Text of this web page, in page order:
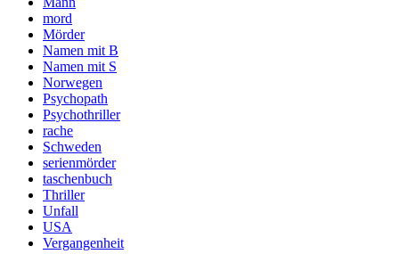
mord
Mörder
Namen mit B
Namen mit S
Norwegen
Psychopath
Psychothriller
rache
Schweden
serienmörder
taschenbuch
Thriller
Unfall
USA
Vergangenheit